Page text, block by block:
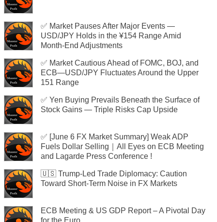
✅ Market Pauses After Major Events —
USD/JPY Holds in the ¥154 Range Amid
Month-End Adjustments
✅ Market Cautious Ahead of FOMC, BOJ, and
ECB—USD/JPY Fluctuates Around the Upper
151 Range
✅ Yen Buying Prevails Beneath the Surface of
Stock Gains — Triple Risks Cap Upside
✅ [June 6 FX Market Summary] Weak ADP
Fuels Dollar Selling｜All Eyes on ECB Meeting
and Lagarde Press Conference !
🇺🇸 Trump-Led Trade Diplomacy: Caution
Toward Short-Term Noise in FX Markets
ECB Meeting & US GDP Report – A Pivotal Day
for the Euro